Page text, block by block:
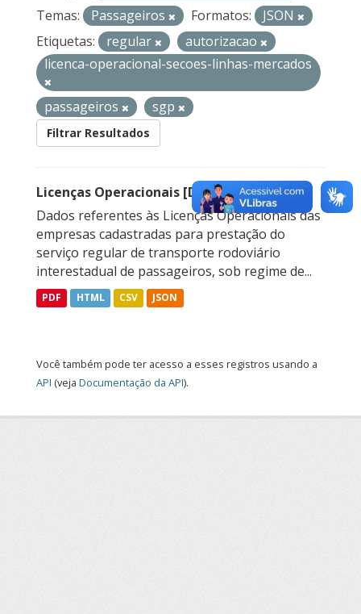
Temas:
Passageiros Formatos:
JSON
Etiquetas:
regular
autorizacao
licenca-operacional-secoes-linhas-mercados
passageiros sgp
Filtrar Resultados
Licenças Operacionais [Descontinuado]
Dados referentes às Licenças Operacionais das
empresas cadastradas para prestação do
serviço regular de transporte rodoviário
interestadual de passageiros, sob regime de...
PDF HTML CSV JSON
Você também pode ter acesso a esses registros usando a
API (veja Documentação da API).